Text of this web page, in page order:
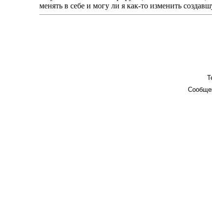
менять в себе и могу ли я как-то изменить